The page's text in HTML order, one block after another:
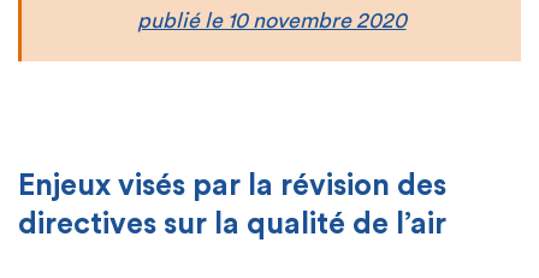
publié le 10 novembre 2020
Enjeux visés par la révision des
directives sur la qualité de l’air